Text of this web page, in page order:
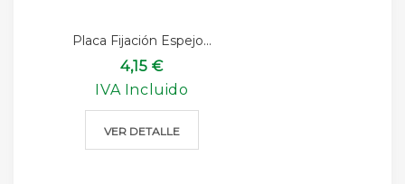
Placa Fijación Espejo...
4,15 €
IVA Incluido
VER DETALLE